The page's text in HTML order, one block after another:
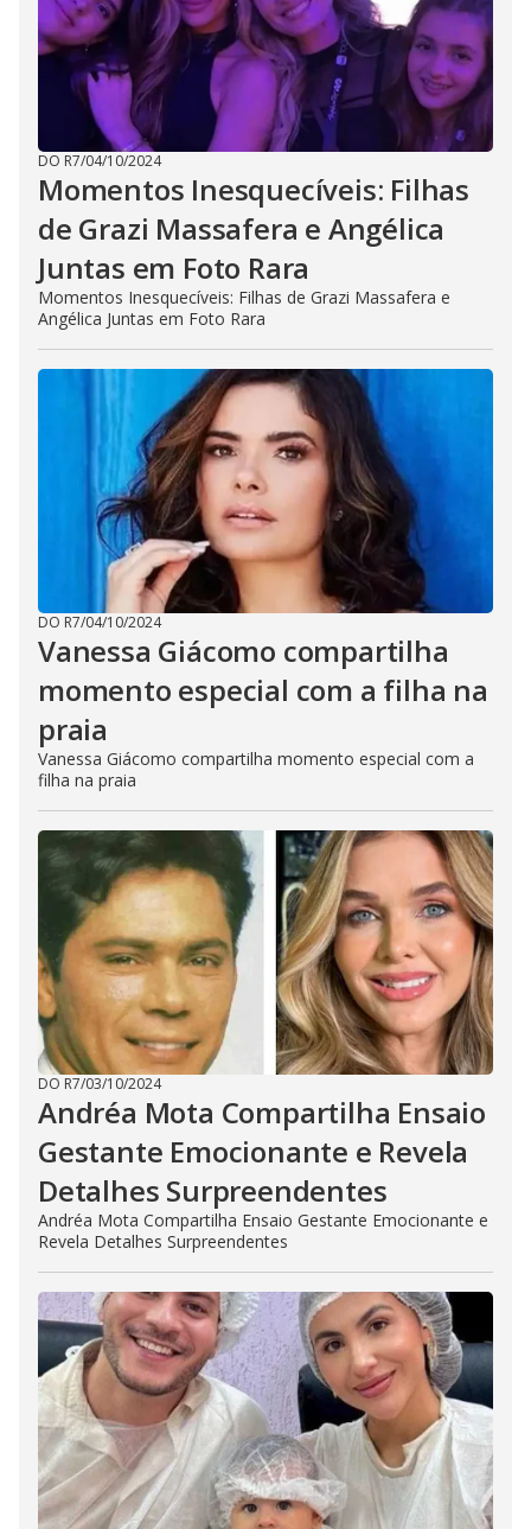
DO R7/04/10/2024
Momentos Inesquecíveis: Filhas
de Grazi Massafera e Angélica
Juntas em Foto Rara
Momentos Inesquecíveis: Filhas de Grazi Massafera e
Angélica Juntas em Foto Rara
DO R7/04/10/2024
Vanessa Giácomo compartilha
momento especial com a filha na
praia
Vanessa Giácomo compartilha momento especial com a
filha na praia
DO R7/03/10/2024
Andréa Mota Compartilha Ensaio
Gestante Emocionante e Revela
Detalhes Surpreendentes
Andréa Mota Compartilha Ensaio Gestante Emocionante e
Revela Detalhes Surpreendentes